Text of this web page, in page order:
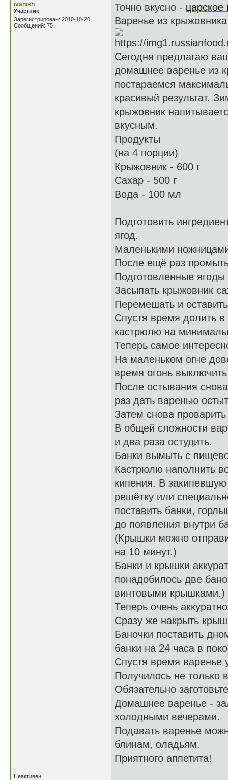
ivanish
Участник
Зарегистрирован: 2010-10-20
Сообщений: 75
Точно вкусно - царское
Варенье из
Сегодня предлагаю
домашнее варенье из
постараемся
красивый результат.
крыжовник
вкусным.
Продукты
(на 4 порции)
Крыжовник - 600 г
Сахар - 500 г
Вода - 100 мл
Подготовить
ягод.
Маленькими
После ещё раз
Подготовленные
Засыпать крыжовник
Перемешать и
Спустя время долить
кастрюлю на
Теперь самое
На маленьком огне
время огонь
После остывания
раз дать варенью
Затем снова
В общей сложности
и два раза остудить.
Банки вымыть с
Кастрюлю наполнить
кипения. В
решётку или
поставить банки,
до появления внутри
(Крышки можно
на 10 минут.)
Банки и крышки
понадобилось две
винтовыми крышками.)
Теперь очень
Сразу же накрыть
Баночки поставить
банки на 24 часа в
Спустя время варенье
Получилось не только
Обязательно
Домашнее варенье -
холодными вечерами.
Подавать варенье
блинам, оладьям.
Приятного аппетита!
Неактивен